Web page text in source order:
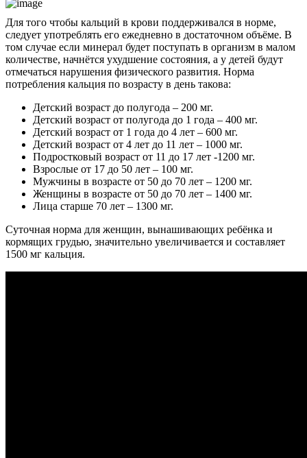
Для того чтобы кальций в крови поддерживался в норме,
следует употреблять его ежедневно в достаточном объёме. В
том случае если минерал будет поступать в организм в малом
количестве, начнётся ухудшение состояния, а у детей будут
отмечаться нарушения физического развития. Норма
потребления кальция по возрасту в день такова:
Детский возраст до полугода – 200 мг.
Детский возраст от полугода до 1 года – 400 мг.
Детский возраст от 1 года до 4 лет – 600 мг.
Детский возраст от 4 лет до 11 лет – 1000 мг.
Подростковый возраст от 11 до 17 лет -1200 мг.
Взрослые от 17 до 50 лет – 100 мг.
Мужчины в возрасте от 50 до 70 лет – 1200 мг.
Женщины в возрасте от 50 до 70 лет – 1400 мг.
Лица старше 70 лет – 1300 мг.
Суточная норма для женщин, вынашивающих ребёнка и
кормящих грудью, значительно увеличивается и составляет
1500 мг кальция.